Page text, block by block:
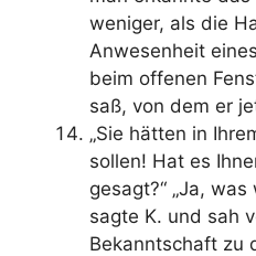
weniger, als die
Anwesenheit
beim offenen
saß, von dem er
„Sie hätten in
sollen! Hat es
gesagt?“ „Ja,
sagte K. und sah
Bekanntschaft zu